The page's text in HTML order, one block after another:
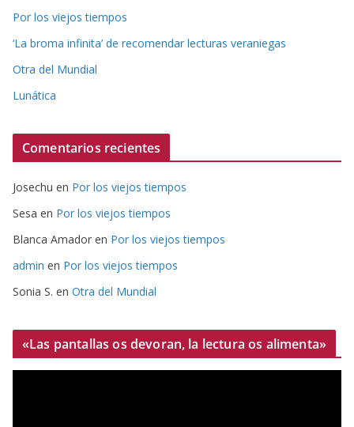
Por los viejos tiempos
‘La broma infinita’ de recomendar lecturas veraniegas
Otra del Mundial
Lunática
Comentarios recientes
Josechu en Por los viejos tiempos
Sesa en Por los viejos tiempos
Blanca Amador en Por los viejos tiempos
admin en Por los viejos tiempos
Sonia S. en Otra del Mundial
«Las pantallas os devoran, la lectura os alimenta»